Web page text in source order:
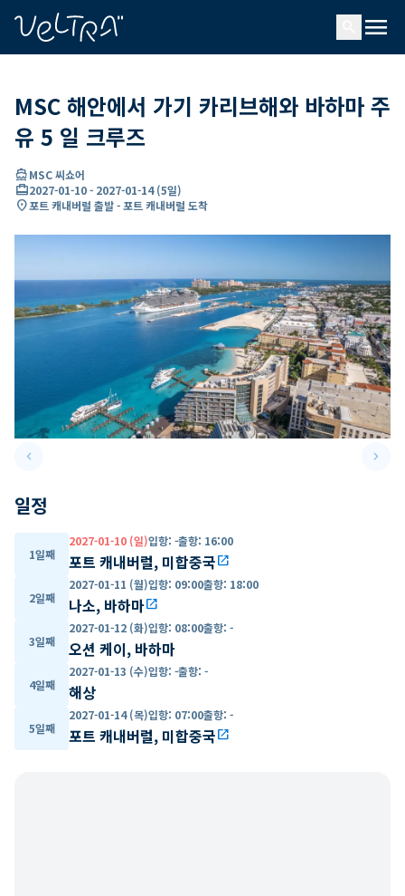
menu
MSC 해안에서 가기 카리브해와 바하마 주
유 5 일 크루즈
directions_boatMSC 씨쇼어
card_travel2027-01-10- 2027-01-14(5일)
location_on포트 캐내버럴 출발 - 포트 캐내버럴 도착
keyboard_arrow_leftPrevious slide keyboard_arrow_right
일정
1일째
2027-01-10 (일)입항: -출항: 16:00
포트 캐내버럴, 미합중국open_in_new
2일째
2027-01-11 (월)입항: 09:00출항: 18:00
나소, 바하마open_in_new
3일째
2027-01-12 (화)입항: 08:00출항: -
오션 케이, 바하마
4일째
2027-01-13 (수)입항: -출항: -
해상
5일째
2027-01-14 (목)입항: 07:00출항: -
포트 캐내버럴, 미합중국open_in_new